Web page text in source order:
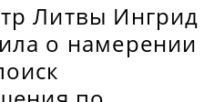
Литвы Ингрид
о намерении